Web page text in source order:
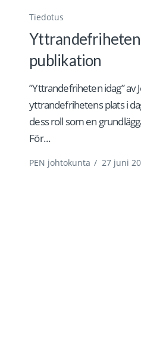
Tiedotus
Yttrandefriheten
publikation
”Yttrandefriheten idag”
yttrandefrihetens plats i
dess roll som en
För...
PEN johtokunta / 27 juni